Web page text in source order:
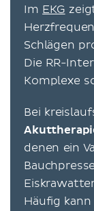
Im EKG
Schlägen
Die RR-
Komplexe
Bei
denen ein
Häufig